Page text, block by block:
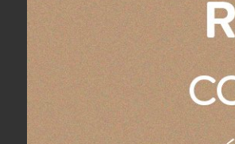
Eu